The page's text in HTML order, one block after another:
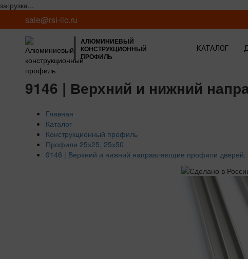
загрузка...
sale@rsi-llc.ru
АЛЮМИНИЕВЫЙ
КОНСТРУКЦИОННЫЙ
ПРОФИЛЬ
КАТАЛОГ
9146 | Верхний и нижний
Главная
Каталог
Конструкционный профиль
Профили 25х25, 25х50
9146 | Верхний и нижний направляющие профили дверей.